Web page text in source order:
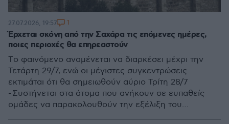
Έρχεται σκόνη από την Σαχάρα τις επόμενες ημέρες,
ποιες περιοχές θα επηρεαστούν
Tο φαινόμενο αναμένεται να διαρκέσει μέχρι την
Τετάρτη 29/7, ενώ οι μέγιστες συγκεντρώσεις
εκτιμάται ότι θα σημειωθούν αύριο Τρίτη 28/7
- Συστήνεται στα άτομα που ανήκουν σε ευπαθείς
ομάδες να παρακολουθούν την εξέλιξη του
27.07.2026, 19:57 1